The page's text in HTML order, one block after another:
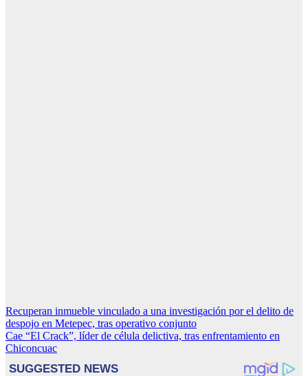
Navegación
de
entradas
Recuperan inmueble vinculado a una investigación por el delito de
despojo en Metepec, tras operativo conjunto
Cae “El Crack”, líder de célula delictiva, tras enfrentamiento en
Chiconcuac